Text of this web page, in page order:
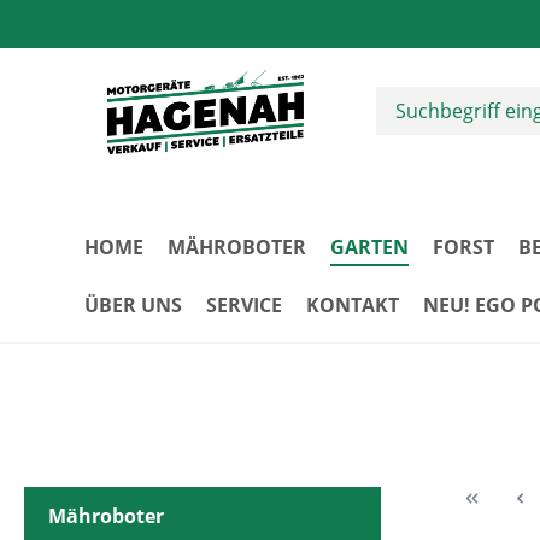
HOME MÄHROBOTER GARTEN FORST
ÜBER UNS SERVICE KONTAKT NEU! EGO
Mähroboter